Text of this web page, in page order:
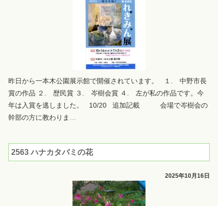
昨日から一本木公園展示館で開催されています。 １. 中野市長
賞の作品 ２. 歴民賞 ３. 岑樹会賞 ４. 左が私の作品です。今
年は入賞を逃しました。 10/20 追加記載 会場で岑樹会の
幹部の方に教わりま …
2563 ハナカタバミの花
2025年10月16日